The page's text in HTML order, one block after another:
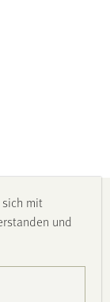
mit
und